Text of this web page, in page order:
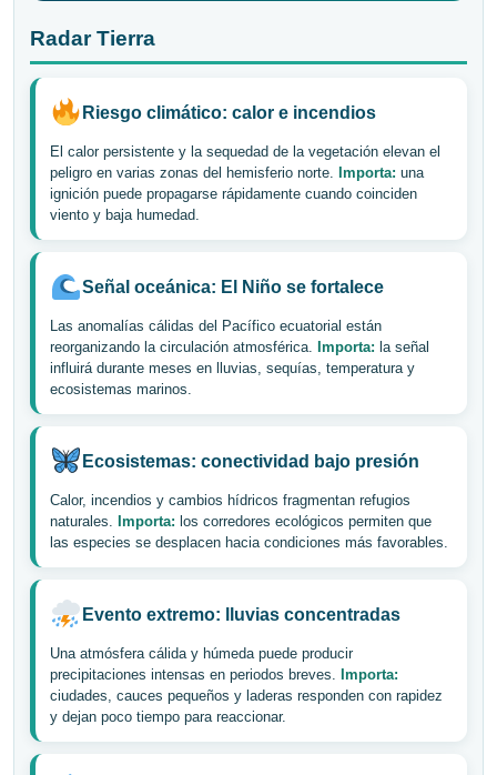
Radar Tierra
Riesgo climático: calor e incendios
El calor persistente y la sequedad de la vegetación elevan el
peligro en varias zonas del hemisferio norte. Importa: una
ignición puede propagarse rápidamente cuando coinciden
viento y baja humedad.
Señal oceánica: El Niño se fortalece
Las anomalías cálidas del Pacífico ecuatorial están
reorganizando la circulación atmosférica. Importa: la señal
influirá durante meses en lluvias, sequías, temperatura y
ecosistemas marinos.
Ecosistemas: conectividad bajo presión
Calor, incendios y cambios hídricos fragmentan refugios
naturales. Importa: los corredores ecológicos permiten que
las especies se desplacen hacia condiciones más favorables.
Evento extremo: lluvias concentradas
Una atmósfera cálida y húmeda puede producir
precipitaciones intensas en periodos breves. Importa:
ciudades, cauces pequeños y laderas responden con rapidez
y dejan poco tiempo para reaccionar.